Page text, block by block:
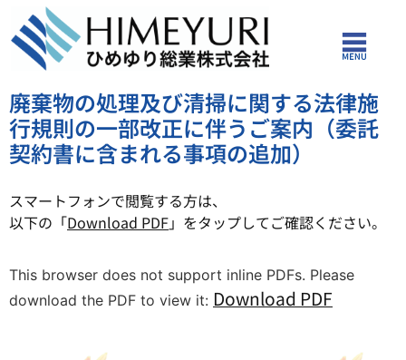
廃棄物の処理及び清掃に関する法律施
行規則の一部改正に伴うご案内（委託
契約書に含まれる事項の追加）
スマートフォンで閲覧する方は、
以下の「Download PDF」をタップしてご確認ください。
This browser does not support inline PDFs. Please
download the PDF to view it: Download PDF